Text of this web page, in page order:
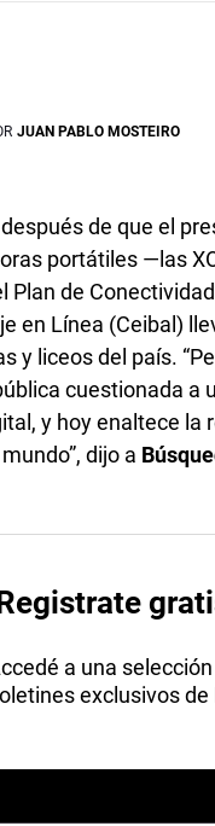
JUAN PABLO MOSTEIRO
de que el
portátiles —las
Plan de
en Línea (Ceibal)
y liceos del país.
cuestionada a
y hoy enaltece la
dijo a
a una
exclusivos